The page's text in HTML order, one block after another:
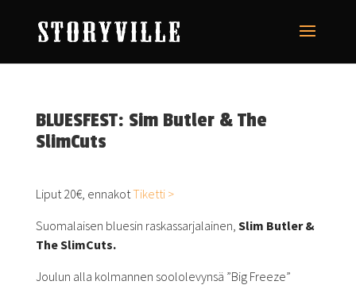
BLUESFEST: Sim Butler & The
SlimCuts
Liput 20€, ennakotTiketti >
Suomalaisen bluesin raskassarjalainen, Slim Butler &
The SlimCuts.
Joulun alla kolmannen soololevynsä ”Big Freeze”